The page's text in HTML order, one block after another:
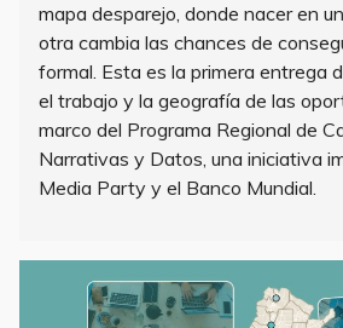
mapa desparejo, donde nacer en
otra cambia las chances de
formal. Esta es la primera entrega
el trabajo y la geografía de las
marco del Programa Regional de
Narrativas y Datos, una iniciativa
Media Party y el Banco Mundial.